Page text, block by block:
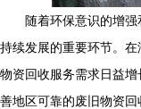
随着环保意识的增
持续发展的重要环节。
物资回收服务需求日益
善地区可靠的废旧物资